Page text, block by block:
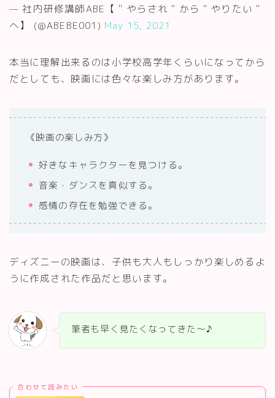
— 社内研修講師ABE【＂やらされ＂から＂やりたい＂
へ】 (@ABEBE001) May 15, 2021
本当に理解出来るのは小学校高学年くらいになってから
だとしても、映画には色々な楽しみ方があります。
《映画の楽しみ方》
好きなキャラクターを見つける。
音楽・ダンスを真似する。
感情の存在を勉強できる。
ディズニーの映画は、子供も大人もしっかり楽しめるよ
うに作成された作品だと思います。
筆者も早く見たくなってきた～♪
合わせて読みたい